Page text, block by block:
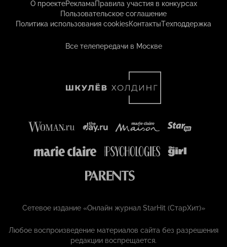
О проектеРекламаПравила участия в конкурсах
Пользовательское соглашение
Политика использования cookiesКонтактыТехподдержка
Все телепередачи в Москве
Сетевое издание «Онлайн журнал StarHit (СтарХит)»
Любое воспроизведение материалов сайта без разрешения
редакции воспрещается.